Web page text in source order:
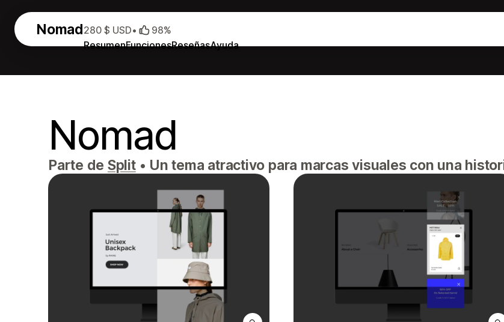
Nomad
ResumenFuncionesReseñasAyuda
280 $ USD• 98%
Nomad
Parte de Split • Un tema atractivo para marcas visuales con una